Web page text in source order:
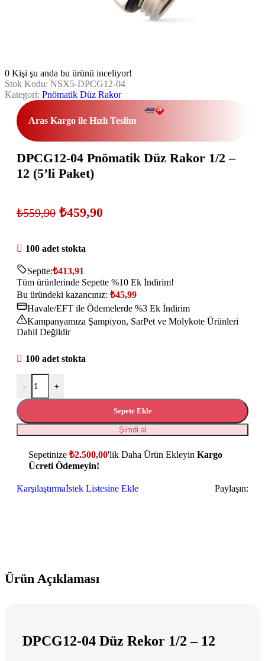
0 Kişi şu anda bu ürünü inceliyor!
Stok Kodu: NSX5-DPCG12-04
Kategori: Pnömatik Düz Rakor
Aras Kargo ile Hızlı Teslim
DPCG12-04 Pnömatik Düz Rakor 1/2 –
12 (5’li Paket)
₺559,90 ₺459,90
100 adet stokta
Septte:₺413,91
Tüm ürünlerinde Sepette %10 Ek İndirim!
Bu üründeki kazancınız: ₺45,99
Havale/EFT ile Ödemelerde %3 Ek İndirim
Kampanyamıza Şampiyon, SarPet ve Molykote Ürünleri
Dahil Değildir
100 adet stokta
- +
Sepete Ekle
Şimdi al
Sepetinize ₺2.500,00'lik Daha Ürün Ekleyin Kargo
Ücreti Ödemeyin!
Karşılaştırmaİstek Listesine Ekle Paylaşın:
Ürün Açıklaması
DPCG12-04 Düz Rekor 1/2 – 12